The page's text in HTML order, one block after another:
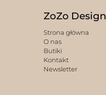
ZoZo Design
Strona główna
O nas
Butiki
Kontakt
Newsletter